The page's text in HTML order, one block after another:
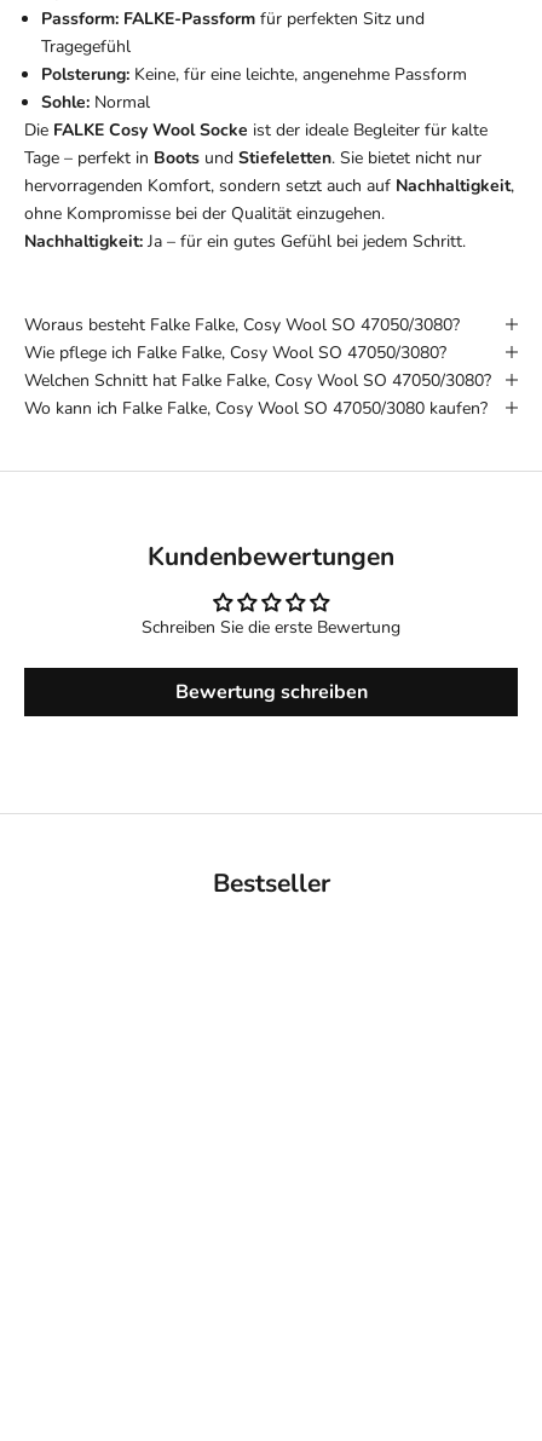
Passform: FALKE-Passform für perfekten Sitz und
Tragegefühl
Polsterung: Keine, für eine leichte, angenehme Passform
Sohle: Normal
Die FALKE Cosy Wool Socke ist der ideale Begleiter für kalte
Tage – perfekt in Boots und Stiefeletten. Sie bietet nicht nur
hervorragenden Komfort, sondern setzt auch auf Nachhaltigkeit,
ohne Kompromisse bei der Qualität einzugehen.
Nachhaltigkeit: Ja – für ein gutes Gefühl bei jedem Schritt.
Woraus besteht Falke Falke, Cosy Wool SO 47050/3080?
Wie pflege ich Falke Falke, Cosy Wool SO 47050/3080?
Welchen Schnitt hat Falke Falke, Cosy Wool SO 47050/3080?
Wo kann ich Falke Falke, Cosy Wool SO 47050/3080 kaufen?
Kundenbewertungen
Schreiben Sie die erste Bewertung
Bewertung schreiben
Bestseller